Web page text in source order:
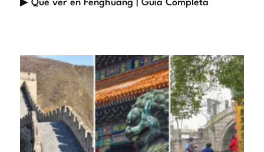
▶ Qué ver en Fenghuang | Guía Completa